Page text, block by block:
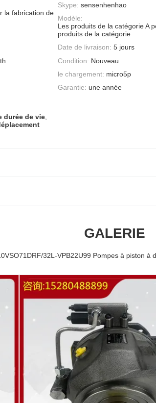
la fabrication de
Skype: sensenhenhao
Modèle:
Les produits de la catégorie A
produits de la catégorie
Date de livraison: 5 jours
Condition: Nouveau
le chargement: micro5p
Garantie: une année
durée de vie
GALERIE
32L-VPB22U99 Pompes à piston